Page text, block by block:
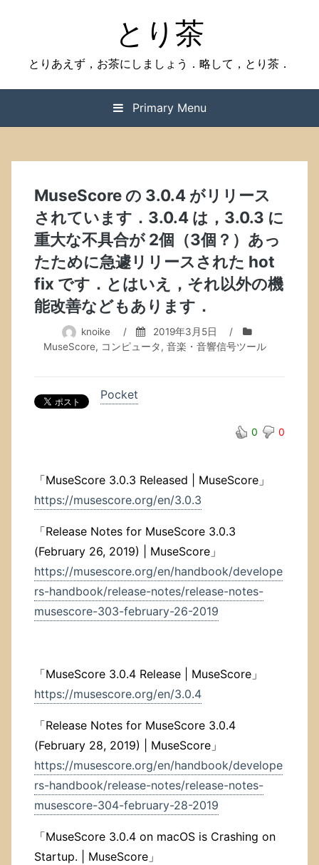
とり茶
とりあえず，お茶にしましょう．略して，とり茶．
Primary Menu
MuseScore の 3.0.4 がリリース
されています．3.0.4 は，3.0.3 に
重大な不具合が 2個（3個？）あっ
たために急遽リリースされた hot
fix です．とはいえ，それ以外の機
能改善などもあります．
knoike / 2019年3月5日
/
MuseScore, コンピュータ, 音楽・音響信号ツール
Pocket
0 0
「MuseScore 3.0.3 Released | MuseScore」
https://musescore.org/en/3.0.3
「Release Notes for MuseScore 3.0.3
(February 26, 2019) | MuseScore」
https://musescore.org/en/handbook/develope
rs-handbook/release-notes/release-notes-
musescore-303-february-26-2019
「MuseScore 3.0.4 Release | MuseScore」
https://musescore.org/en/3.0.4
「Release Notes for MuseScore 3.0.4
(February 28, 2019) | MuseScore」
https://musescore.org/en/handbook/develope
rs-handbook/release-notes/release-notes-
musescore-304-february-28-2019
「MuseScore 3.0.4 on macOS is Crashing on
Startup. | MuseScore」